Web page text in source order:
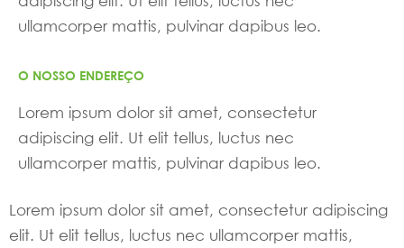
ullamcorper mattis, pulvinar dapibus leo.
O NOSSO ENDEREÇO
Lorem ipsum dolor sit amet, consectetur
adipiscing elit. Ut elit tellus, luctus nec
ullamcorper mattis, pulvinar dapibus leo.
Lorem ipsum dolor sit amet, consectetur adipiscing
elit. Ut elit tellus, luctus nec ullamcorper mattis,